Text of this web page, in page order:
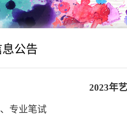
息公告
2023年
专业笔试